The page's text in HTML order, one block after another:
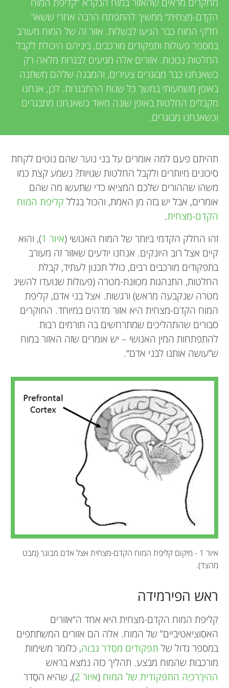
n
g
M
d
s
v
i
e
w
e
r
הקְדַם-מִצחית“ ממשיך להתפתח הרבה אחרי ששאר
חלקי המוח כבר הגיעו לבשלוּת. אזור זה של המוח מעורב
במספר פעולות ותפקודים מורכבים, ביניהם היכולת לקבל
החלטות נכונות. אזורים אלה מגיעים לבגרות מלאה רק
כשאנחנו כבר מבוגרים צעירים, והמבנה שלהם משתנה
באופן משמעותי במשך כל שנות ההתבגרות. לכן, אנחנו
מקבלים החלטות באופן שונה מאוד כשאנחנו מתבגרים
וכשאנחנו מבוגרים.
תהיתם פעם למה אומרים על בני נוער שהם נוטים לקחת
סיכונים מיותרים ולקבל החלטות שגויות? נשמע קצת כמו
משהו שההורים שלכם המציאו כדי שתעשו מה שהם
אומרים, אבל יש בזה מן האמת, והכול בגללקליפת המוח
הקדַם-מִצחית.
זהו החלק הקדמי ביותר של המוח האנושי (איור 1 ), והוא
קיים אצל רוב היונקים. אנחנו יודעים שאזור זה מעורב
בתפקודים מורכבים רבים, כולל תכנון לעתיד, קבלת
החלטות, התנהגות מכוּונת-מטרה (פעולות שנועדו להשיג
מטרה שנקבעה מראש) ורגשות. אצל בני אדם, קליפת
המוח הקדם-מצחית היא אזור מדהים במיוחד. החוקרים
סבורים שהתהליכים שמתרחשים בה תורמים רבות
להתפתחות המין האנושי – יש אומרים שזה האזור במוח
ש”עושה אותנו לבני אדם“.
איור 1 - מיקום קליפת המוח הקדם-מצחית אצל אדם מבוגר (מבט
מהצד).
ראש הפירמידה
קליפת המוח הקדם-מצחית היא אחד ה“אזורים
האסוציאטיביים” של המוח. אלה הם אזורים המשתתפים
במספר גדול של תִפקוּדים מסֵדר גבוה, כלומר משימות
מורכבות שהמוח מבצע. תהליך כזה נמצא בראש
ההירָרכיַה התפקודית של המוח (איור 2 ), שהיא הסֵדר